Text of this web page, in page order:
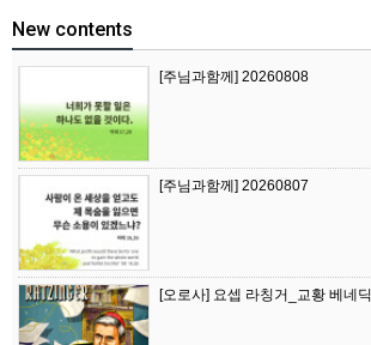
New contents
[주님과함께] 20260808
[주님과함께] 20260807
[오로사] 요셉 라칭거_교황 베네